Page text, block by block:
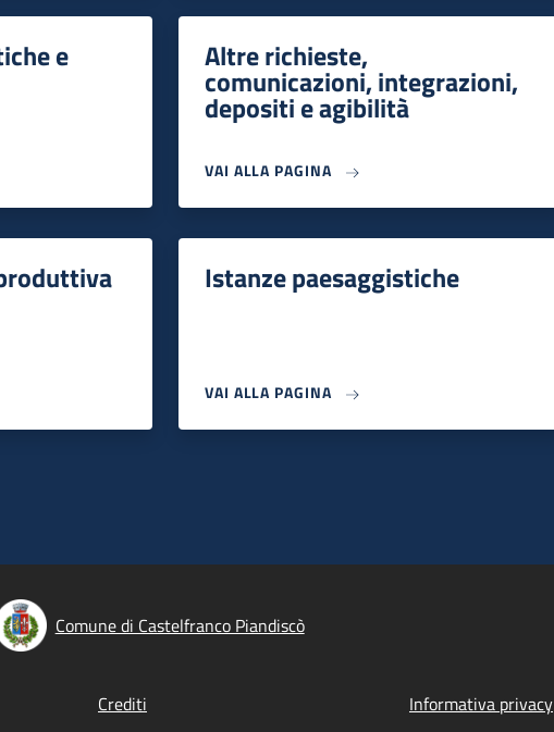
e Altre richieste,
comunicazioni, integrazioni,
depositi e agibilità
VAI ALLA PAGINA
Istanze paesaggistiche
VAI ALLA PAGINA
Comune di Castelfranco Piandiscò
Crediti Informativa privacy